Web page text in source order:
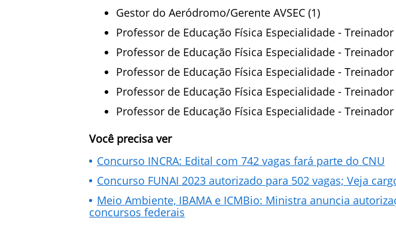
Gestor do Aeródromo/Gerente AVSEC (1)
Professor de Educação Física Especialidade - Treinador
Professor de Educação Física Especialidade -
Professor de Educação Física Especialidade -
Professor de Educação Física Especialidade -
Professor de Educação Física Especialidade -
Você precisa ver
Concurso INCRA: Edital com 742 vagas fará parte do CNU
Concurso FUNAI 2023 autorizado para 502 vagas; Veja
Meio Ambiente, IBAMA e ICMBio: Ministra anuncia
concursos federais